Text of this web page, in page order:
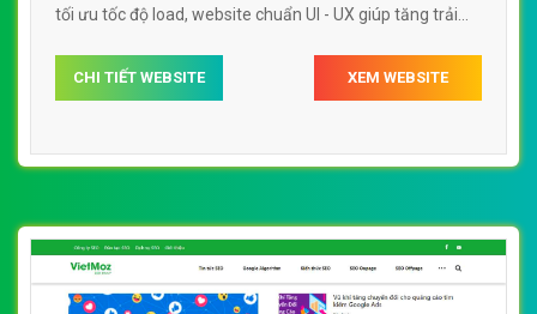
tối ưu tốc độ load, website chuẩn UI - UX giúp tăng trải
vietmozeduvn
CHI TIẾT WEBSITE XEM WEBSITE